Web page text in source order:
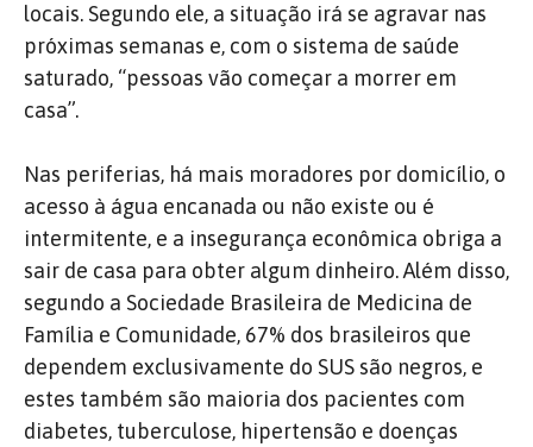
locais. Segundo ele, a situação irá se agravar nas
próximas semanas e, com o sistema de saúde
saturado, “pessoas vão começar a morrer em
casa”.
Nas periferias, há mais moradores por domicílio, o
acesso à água encanada ou não existe ou é
intermitente, e a insegurança econômica obriga a
sair de casa para obter algum dinheiro. Além disso,
segundo a Sociedade Brasileira de Medicina de
Família e Comunidade, 67% dos brasileiros que
dependem exclusivamente do SUS são negros, e
estes também são maioria dos pacientes com
diabetes, tuberculose, hipertensão e doenças